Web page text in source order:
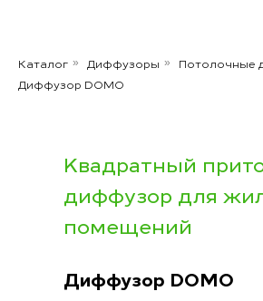
Каталог » Диффузоры » Потолочные
Диффузор DOMO
Kвадратный
диффузор для
помещений
Диффузор DOMO